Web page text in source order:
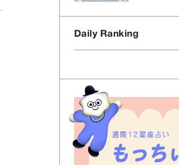
Daily Ranking
週間12星座占い